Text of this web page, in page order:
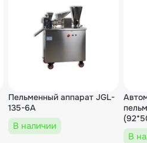
Пельменный аппарат JGL-
135-6A
В наличии
12
В